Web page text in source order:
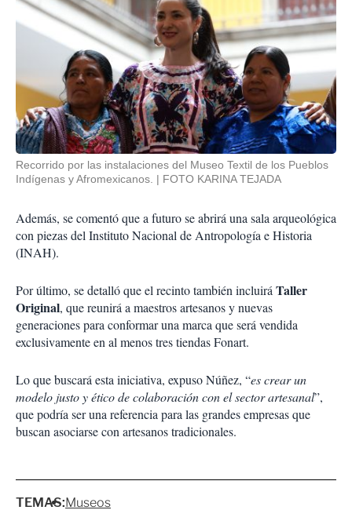
Recorrido por las instalaciones del Museo Textil de los Pueblos
Indígenas y Afromexicanos.
FOTO KARINA TEJADA
Además, se comentó que a futuro se abrirá una sala arqueológica
con piezas del Instituto Nacional de Antropología e Historia
(INAH).
Por último, se detalló que el recinto también incluiráTaller
Original, que reunirá a maestros artesanos y nuevas
generaciones para conformar una marca que será vendida
exclusivamente en al menos tres tiendas Fonart.
Lo que buscará esta iniciativa, expuso Núñez, “es crear un
modelo justo y ético de colaboración con el sector artesanal”,
que podría ser una referencia para las grandes empresas que
buscan asociarse con artesanos tradicionales.
TEMAS:Museos